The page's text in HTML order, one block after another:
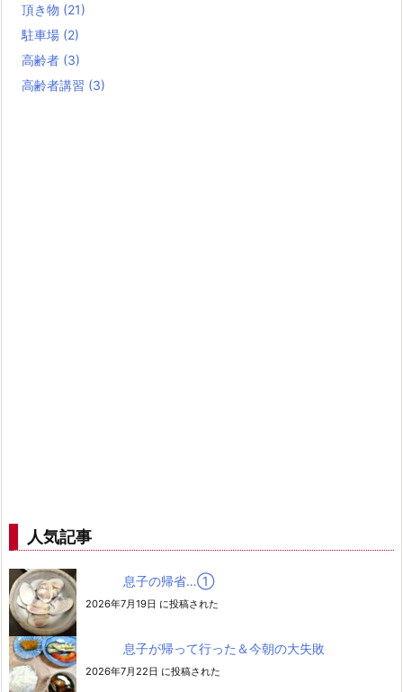
頂き物 (21)
駐車場 (2)
高齢者 (3)
高齢者講習 (3)
人気記事
息子の帰省…➀
2026年7月19日 に投稿された
息子が帰って行った＆今朝の大失敗
2026年7月22日 に投稿された